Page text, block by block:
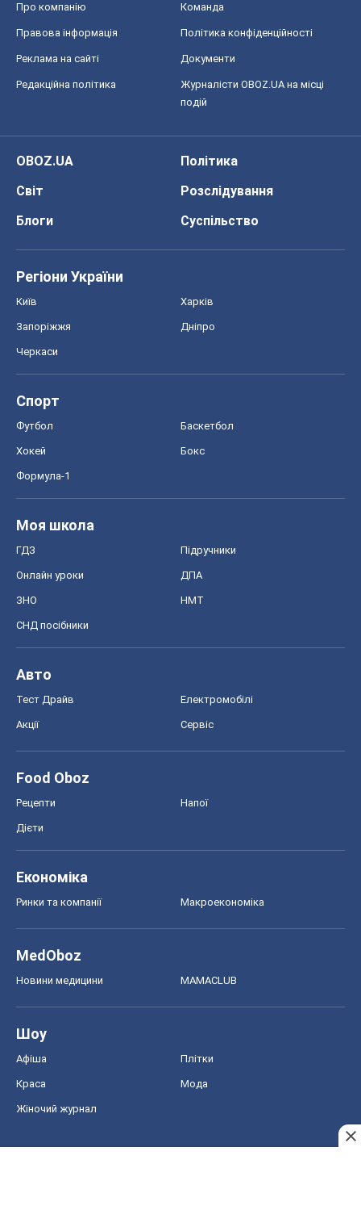
Про компанію Команда
Правова інформація Політика конфіденційності
Реклама на сайті Документи
Редакційна політика
Журналісти OBOZ.UA на місці
подій
OBOZ.UA
Політика
Світ
Розслідування
Блоги
Суспільство
Регіони України
Київ Харків
Запоріжжя Дніпро
Черкаси
Спорт
Футбол Баскетбол
Хокей Бокс
Формула-1
Моя школа
ГДЗ Підручники
Онлайн уроки ДПА
ЗНО НМТ
СНД посібники
Авто
Тест Драйв Електромобілі
Акції Сервіс
Food Oboz
Рецепти Напої
Дієти
Економіка
Ринки та компанії Макроекономіка
MedOboz
Новини медицини MAMACLUB
Шоу
Афіша Плітки
Краса Мода
Жіночий журнал